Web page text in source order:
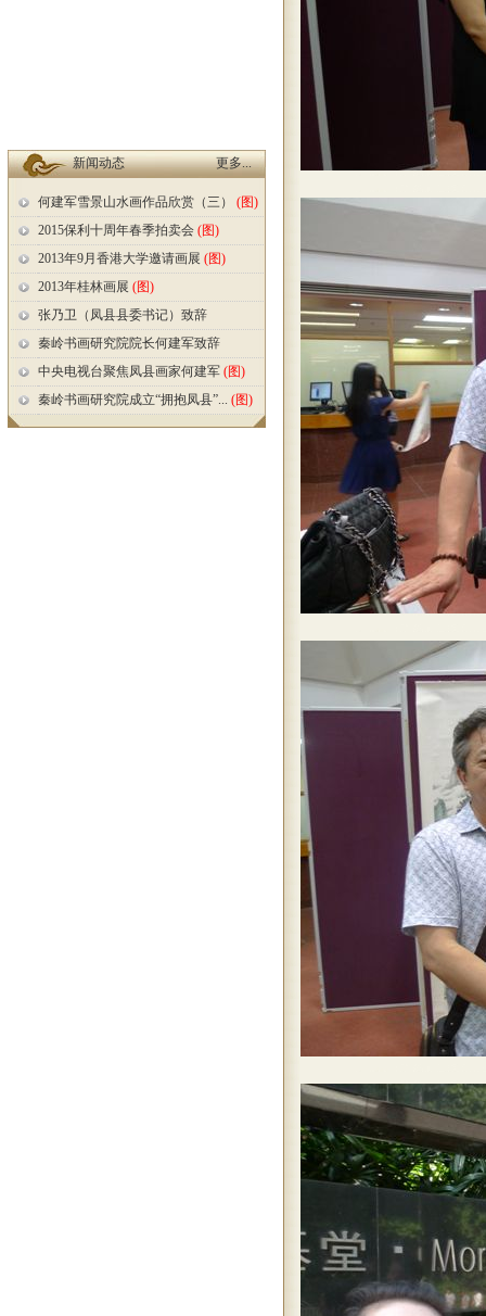
新闻动态 更多...
何建军雪景山水画作品欣赏（三）
(图)
2015保利十周年春季拍卖会 (图)
2013年9月香港大学邀请画展 (图)
2013年桂林画展 (图)
张乃卫（凤县县委书记）致辞
秦岭书画研究院院长何建军致辞
中央电视台聚焦凤县画家何建军 (图)
秦岭书画研究院成立“拥抱凤县”... (图)